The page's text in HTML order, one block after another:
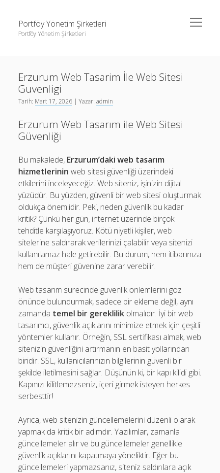
Portföy Yönetim Şirketleri
Portföy Yönetim Şirketleri
menüyü
aç
Sayfa Listesi
Youtube Beğeni Gönderme Hilesi
Liste
Youtube Beğeni Gönderme Hilesi
Erzurum Web Tasarim İle Web Sitesi
Guvenligi
Tarih: Mart 17, 2026 | Yazar:admin
Erzurum Web Tasarım ile Web Sitesi
Güvenliği
Bu makalede, Erzurum’daki web tasarım
hizmetlerinin web sitesi güvenliği üzerindeki
etkilerini inceleyeceğiz. Web siteniz, işinizin dijital
yüzüdür. Bu yüzden, güvenli bir web sitesi oluşturmak
oldukça önemlidir. Peki, neden güvenlik bu kadar
kritik? Çünkü her gün, internet üzerinde birçok
tehditle karşılaşıyoruz. Kötü niyetli kişiler, web
sitelerine saldırarak verilerinizi çalabilir veya sitenizi
kullanılamaz hale getirebilir. Bu durum, hem itibarınıza
hem de müşteri güvenine zarar verebilir.
Web tasarım sürecinde güvenlik önlemlerini göz
önünde bulundurmak, sadece bir ekleme değil, aynı
zamanda temel bir gereklilik olmalıdır. İyi bir web
tasarımcı, güvenlik açıklarını minimize etmek için çeşitli
yöntemler kullanır. Örneğin, SSL sertifikası almak, web
sitenizin güvenliğini artırmanın en basit yollarından
biridir. SSL, kullanıcılarınızın bilgilerinin güvenli bir
şekilde iletilmesini sağlar. Düşünün ki, bir kapı kilidi gibi.
Kapınızı kilitlemezseniz, içeri girmek isteyen herkes
serbesttir!
Ayrıca, web sitenizin güncellemelerini düzenli olarak
yapmak da kritik bir adımdır. Yazılımlar, zamanla
güncellemeler alır ve bu güncellemeler genellikle
güvenlik açıklarını kapatmaya yöneliktir. Eğer bu
güncellemeleri yapmazsanız, siteniz saldırılara açık